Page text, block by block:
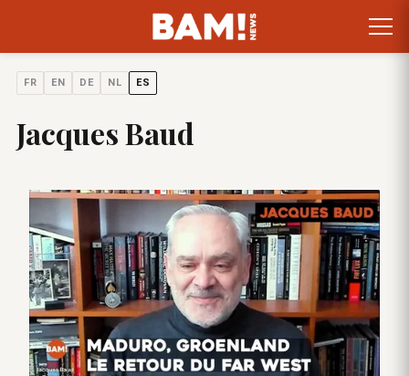
FR EN DE NL ES
Jacques Baud